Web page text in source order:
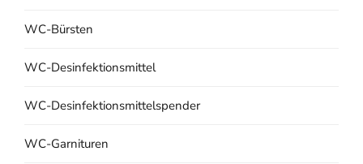
WC-Bürsten
WC-Desinfektionsmittel
WC-Desinfektionsmittelspender
WC-Garnituren